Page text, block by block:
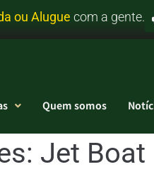
u A ugue com a gente.
Quem somos
Jet Boat